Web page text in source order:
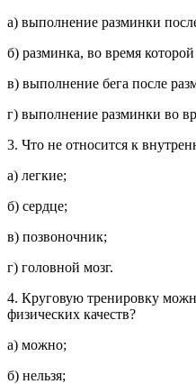
а) выполнение разминки
б) разминка, во время
в) выполнение бега после
г) выполнение разминки во
3. Что не относится к
а) легкие;
б) сердце;
в) позвоночник;
г) головной мозг.
4. Круговую тренировку
физических качеств?
а) можно;
б) нельзя;